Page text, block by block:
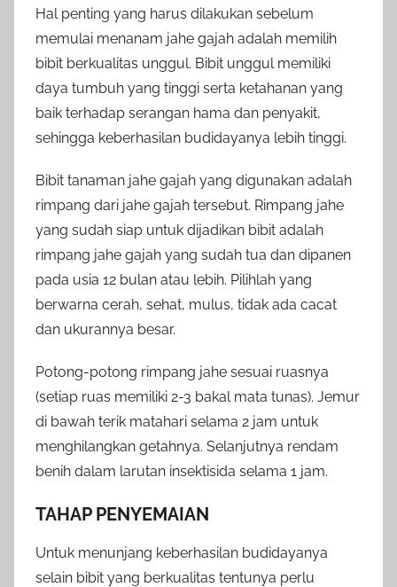
Hal penting yang harus dilakukan sebelum
memulai menanam jahe gajah adalah memilih
bibit berkualitas unggul. Bibit unggul memiliki
daya tumbuh yang tinggi serta ketahanan yang
baik terhadap serangan hama dan penyakit,
sehingga keberhasilan budidayanya lebih tinggi.
Bibit tanaman jahe gajah yang digunakan adalah
rimpang dari jahe gajah tersebut. Rimpang jahe
yang sudah siap untuk dijadikan bibit adalah
rimpang jahe gajah yang sudah tua dan dipanen
pada usia 12 bulan atau lebih. Pilihlah yang
berwarna cerah, sehat, mulus, tidak ada cacat
dan ukurannya besar.
Potong-potong rimpang jahe sesuai ruasnya
(setiap ruas memiliki 2-3 bakal mata tunas). Jemur
di bawah terik matahari selama 2 jam untuk
menghilangkan getahnya. Selanjutnya rendam
benih dalam larutan insektisida selama 1 jam.
TAHAP PENYEMAIAN
Untuk menunjang keberhasilan budidayanya
selain bibit yang berkualitas tentunya perlu